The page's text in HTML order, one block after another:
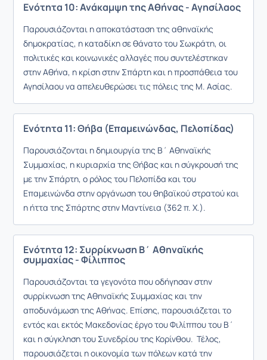
Ενότητα 10: Ανάκαμψη της Αθήνας - Αγησίλαος
Παρουσιάζονται η αποκατάσταση της αθηναϊκής
δημοκρατίας, η καταδίκη σε θάνατο του Σωκράτη, οι
πολιτικές και κοινωνικές αλλαγές που συντελέστηκαν
στην Αθήνα, η κρίση στην Σπάρτη και η προσπάθεια του
Αγησίλαου να απελευθερώσει τις πόλεις της Μ. Ασίας.
Ενότητα 11: Θήβα (Επαμεινώνδας, Πελοπίδας)
Παρουσιάζονται η δημιουργία της Β΄ Αθηναϊκής
Συμμαχίας, η κυριαρχία της Θήβας και η σύγκρουσή της
με την Σπάρτη, ο ρόλος του Πελοπίδα και του
Επαμεινώνδα στην οργάνωση του θηβαϊκού στρατού και
η ήττα της Σπάρτης στην Μαντίνεια (362 π. Χ.).
Ενότητα 12: Συρρίκνωση Β΄ Αθηναϊκής
συμμαχίας - Φίλιππος
Παρουσιάζονται τα γεγονότα που οδήγησαν στην
συρρίκνωση της Αθηναϊκής Συμμαχίας και την
αποδυνάμωση της Αθήνας. Επίσης, παρουσιάζεται το
εντός και εκτός Μακεδονίας έργο του Φιλίππου του Β΄
και η σύγκληση του Συνεδρίου της Κορίνθου. Τέλος,
παρουσιάζεται η οικονομία των πόλεων κατά την